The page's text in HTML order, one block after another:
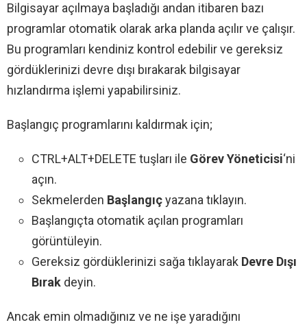
Bilgisayar açılmaya başladığı andan itibaren bazı
programlar otomatik olarak arka planda açılır ve çalışır.
Bu programları kendiniz kontrol edebilir ve gereksiz
gördüklerinizi devre dışı bırakarak bilgisayar
hızlandırma işlemi yapabilirsiniz.
Başlangıç programlarını kaldırmak için;
CTRL+ALT+DELETE tuşları ile Görev Yöneticisi‘ni
açın.
Sekmelerden Başlangıçyazana tıklayın.
Başlangıçta otomatik açılan programları
görüntüleyin.
Gereksiz gördüklerinizi sağa tıklayarak Devre Dışı
Bırak deyin.
Ancak emin olmadığınız ve ne işe yaradığını